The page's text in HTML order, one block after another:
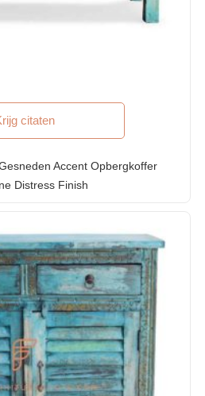
citaten
Accent Opbergkoffer
Distress Finish